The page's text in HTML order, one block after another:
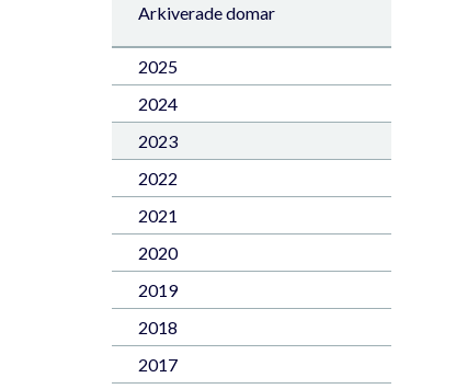
Arkiverade domar
2025
2024
2023
2022
2021
2020
2019
2018
2017